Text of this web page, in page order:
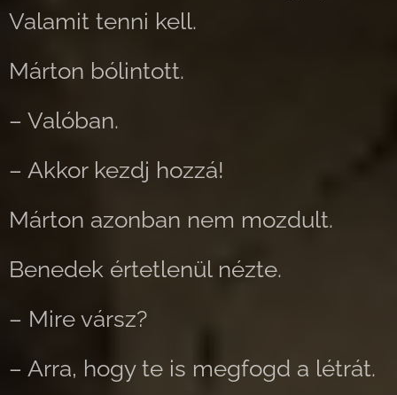
Valamit tenni kell.
Márton bólintott.
– Valóban.
– Akkor kezdj hozzá!
Márton azonban nem mozdult.
Benedek értetlenül nézte.
– Mire vársz?
– Arra, hogy te is megfogd a létrát.